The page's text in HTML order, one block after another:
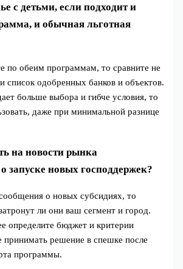
с детьми, если подходит и
и обычная льготная
по обеим программам, то сравните не
список одобренных банков и объектов.
больше выбора и гибче условия, то
даже при минимальной разнице
на новости рынка
запуске новых господдержек?
о новых субсидиях, то
ли они ваш сегмент и город.
определите бюджет и критерии
принимать решение в спешке после
программы.